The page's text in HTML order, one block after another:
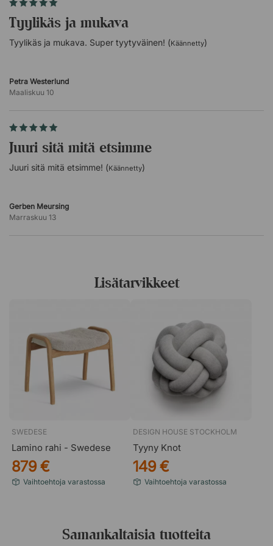
Tyylikäs ja mukava
Tyylikäs ja mukava. Super tyytyväinen! (Käännetty)
Petra Westerlund
Maaliskuu 10
Juuri sitä mitä etsimme
Juuri sitä mitä etsimme! (Käännetty)
Gerben Meursing
Marraskuu 13
Lisätarvikkeet
SWEDESE
Lamino rahi - Swedese
879 €
Vaihtoehtoja varastossa
DESIGN HOUSE STOCKHOLM
Tyyny Knot
149 €
Vaihtoehtoja varastossa
Samankaltaisia tuotteita